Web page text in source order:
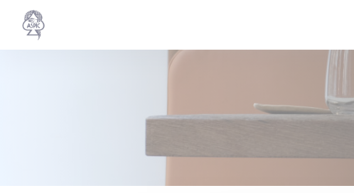
Personalización de sus opciones de cookies